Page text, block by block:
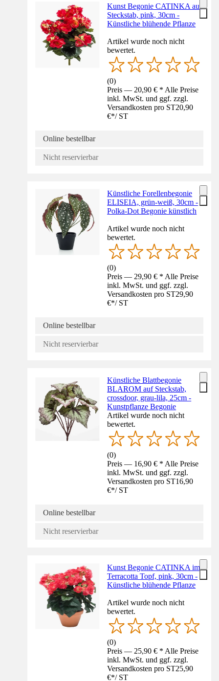
Kunst Begonie CATINKA auf
Steckstab, pink, 30cm -
Künstliche blühende Pflanze
Artikel wurde noch nicht
bewertet.
(0)
Preis — 20,90 € * Alle Preise
inkl. MwSt. und ggf. zzgl.
Versandkosten pro ST20,90
€*/ ST
Online bestellbar
Nicht reservierbar
Künstliche Forellenbegonie
ELISEIA, grün-weiß, 30cm -
Polka-Dot Begonie künstlich
Artikel wurde noch nicht
bewertet.
(0)
Preis — 29,90 € * Alle Preise
inkl. MwSt. und ggf. zzgl.
Versandkosten pro ST29,90
€*/ ST
Online bestellbar
Nicht reservierbar
Künstliche Blattbegonie
BLAROM auf Steckstab,
crossdoor, grau-lila, 25cm -
Kunstpflanze Begonie
Artikel wurde noch nicht
bewertet.
(0)
Preis — 16,90 € * Alle Preise
inkl. MwSt. und ggf. zzgl.
Versandkosten pro ST16,90
€*/ ST
Online bestellbar
Nicht reservierbar
Kunst Begonie CATINKA im
Terracotta Topf, pink, 30cm -
Künstliche blühende Pflanze
Artikel wurde noch nicht
bewertet.
(0)
Preis — 25,90 € * Alle Preise
inkl. MwSt. und ggf. zzgl.
Versandkosten pro ST25,90
€*/ ST